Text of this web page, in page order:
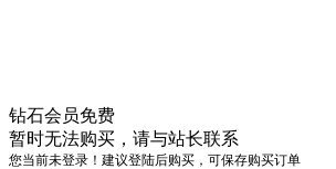
钻石会员免费
暂时无法购买，请与站长联系
您当前未登录！建议登陆后购买，可保存购买订单